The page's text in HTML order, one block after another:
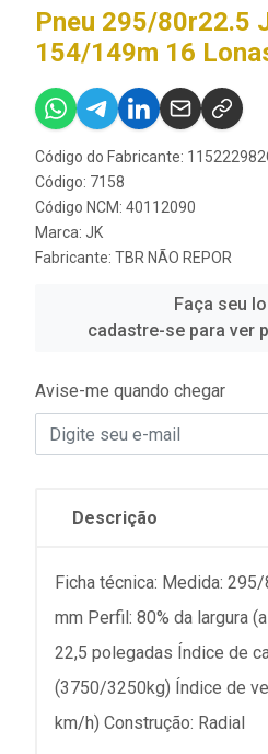
Pneu 295/80r22.5
154/149m 16
Código do Fabricante:
Código: 7158
Código NCM: 40112090
Marca: JK
Fabricante: TBR NÃO REPOR
Faça seu
cadastre-se para ver
Avise-me quando chegar
Descrição
Ficha técnica: Medida:
mm Perfil: 80% da largura
22,5 polegadas Índice de
(3750/3250kg) Índice de
km/h) Construção: Radial